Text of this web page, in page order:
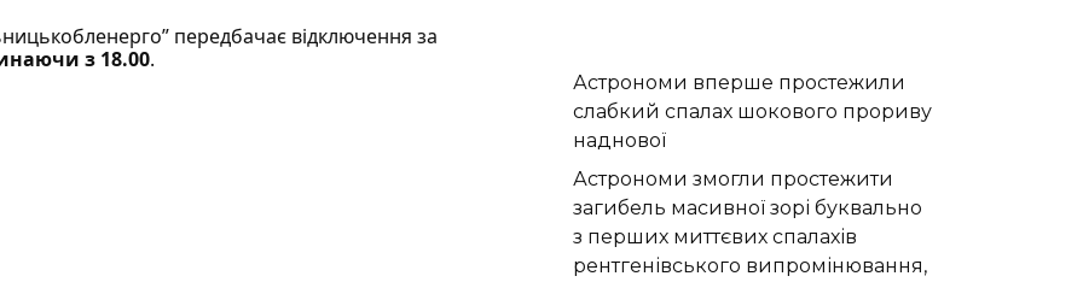
передбачає відключення за
з 18.00.
Астрономи вперше простежили
слабкий спалах шокового прориву
наднової
Астрономи змогли простежити
загибель масивної зорі буквально
з перших миттєвих спалахів
рентгенівського випромінювання,